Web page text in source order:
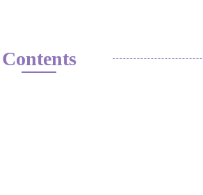
Contents